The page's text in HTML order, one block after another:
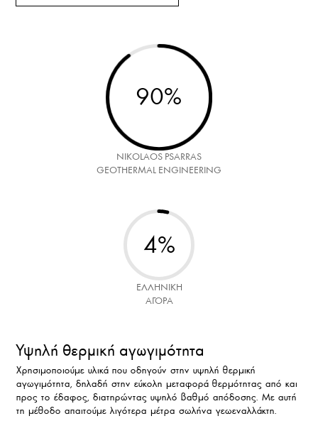
90%
NIKOLAOS PSARRAS
GEOTHERMAL ENGINEERING
4%
ΕΛΛΗΝΙΚΗ
ΑΓΟΡΑ
Υψηλή θερμική αγωγιμότητα
Χρησιμοποιούμε υλικά που οδηγούν στην υψηλή θερμική
αγωγιμότητα, δηλαδή στην εύκολη μεταφορά θερμότητας από και
προς το έδαφος, διατηρώντας υψηλό βαθμό απόδοσης. Με αυτή
τη μέθοδο απαιτούμε λιγότερα μέτρα σωλήνα γεωεναλλάκτη.